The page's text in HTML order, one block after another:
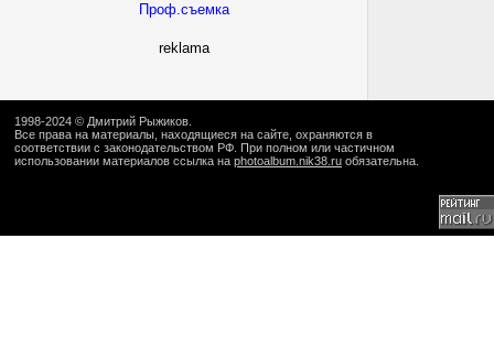
Проф.съемка
reklama
1998-2024 © Дмитрий Рыжиков
Все права на материалы, находящиеся на сайте, охраняются в
соответствии с законодательством РФ. При полном или частичном
использовании материалов ссылка на photoalbum.nik38.ru обязательна.